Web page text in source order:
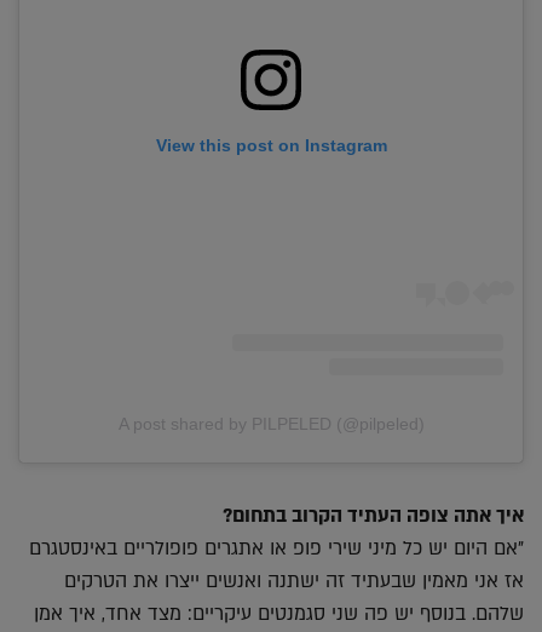
View this post on Instagram
A post shared by PILPELED (@pilpeled)
איך אתה צופה העתיד הקרוב בתחום?
"אם היום יש כל מיני שירי פופ או אתגרים פופולריים באינסטגרם
אז אני מאמין שבעתיד זה ישתנה ואנשים ייצרו את הטרקים
שלהם. בנוסף יש פה שני סגמנטים עיקריים: מצד אחד, איך אמן